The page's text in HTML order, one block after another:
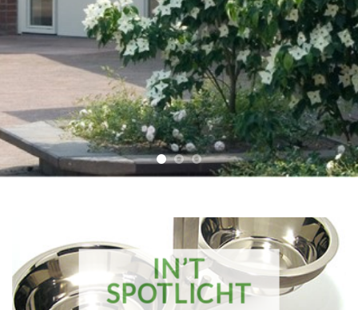
IN’T
SPOTLICHT